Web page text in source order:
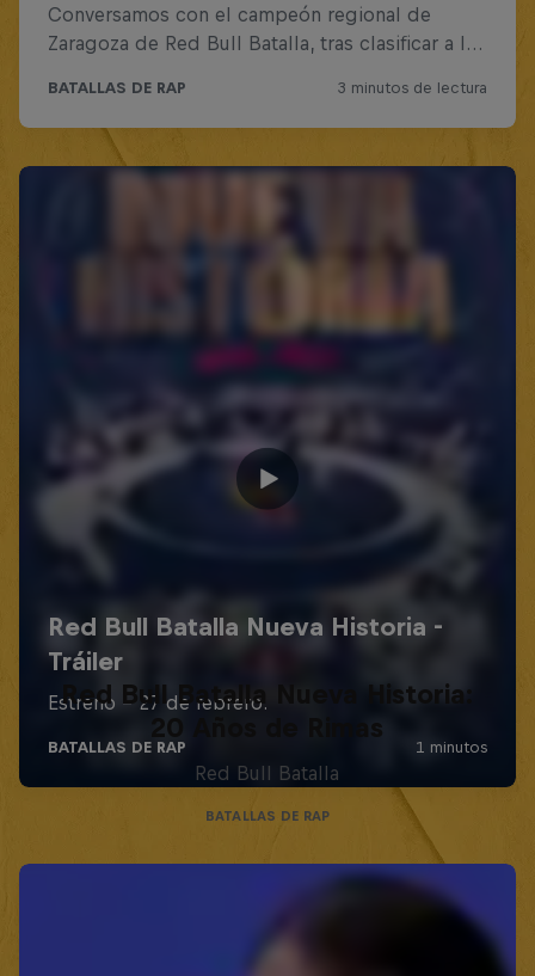
Red Bull Batalla Nueva Historia:
20 Años de Rimas
Red Bull Batalla
BATALLAS DE RAP